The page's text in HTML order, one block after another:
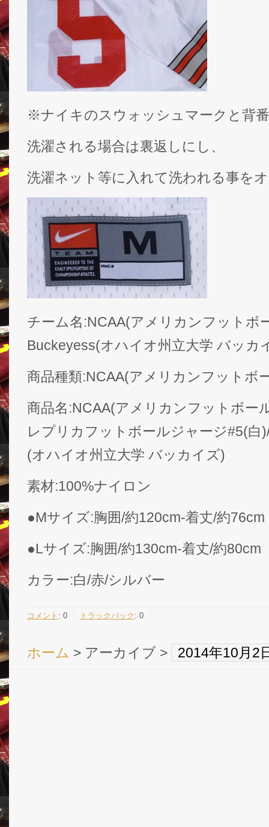
※ナイキのスウォッシュマークと背
洗濯される場合は裏返しにし、
洗濯ネット等に入れて洗われる事を
チーム名:NCAA(アメリカンフットボ
Buckeyess(オハイオ州立大学 バッカ
商品種類:NCAA(アメリカンフットボ
商品名:NCAA(アメリカンフットボー
レプリカフットボールジャージ#5(白
(オハイオ州立大学 バッカイズ)
素材:100%ナイロン
●Mサイズ:胸囲/約120cm-着丈/約76cm
●Lサイズ:胸囲/約130cm-着丈/約80cm
カラー:白/赤/シルバー
コメント : 0 トラックバック : 0
ホーム > アーカイブ > 2014年10月2